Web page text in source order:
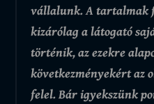
vállalunk.A tartalmak
kizárólag a látogató
történik, az ezekre
következményekért az
felel. Bár igyekszünk